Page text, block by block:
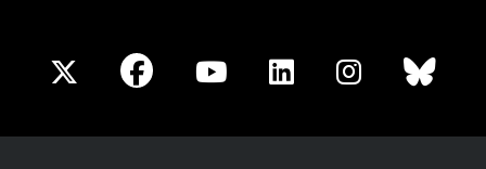
Share
X
Share
Facebook
Share
Youtube
Share
LinkedIn
Share
Instagram